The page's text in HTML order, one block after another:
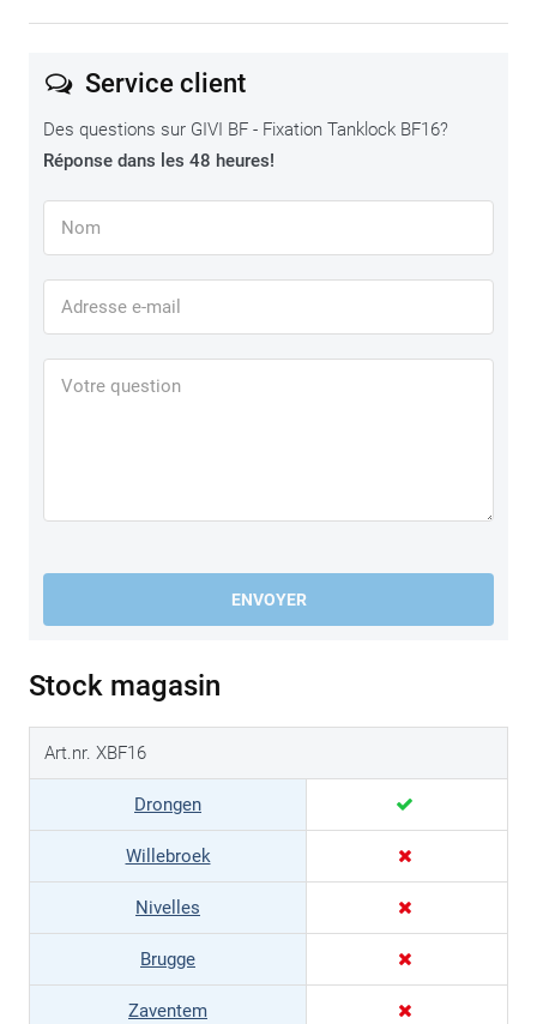
Service client
Des questions sur GIVI BF - Fixation Tanklock BF16?
Réponse dans les 48 heures!
ENVOYER
Stock magasin
Art.nr. XBF16
Drongen
Willebroek
Nivelles
Brugge
Zaventem